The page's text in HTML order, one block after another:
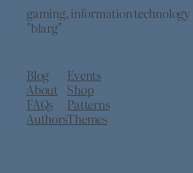
gaming, information technology
"blarg"
Blog
About
FAQs
Authors
Events
Shop
Patterns
Themes